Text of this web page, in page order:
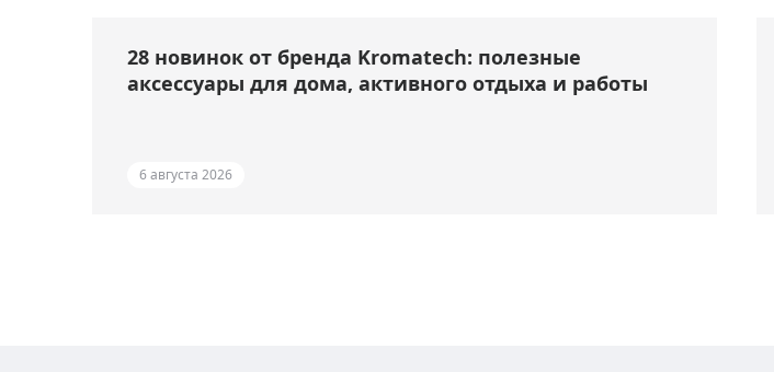
28 новинок от бренда Kromatech: полезные
аксессуары для дома, активного отдыха и работы
6 августа 2026